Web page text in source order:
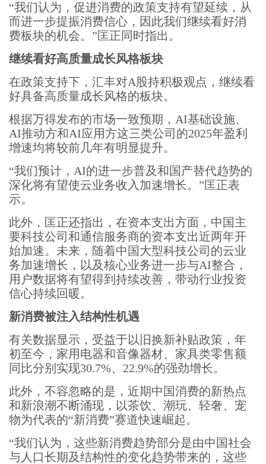
“我们认为，促进消费的政策支持有望延续，从
而进一步提振消费信心，因此我们继续看好消
费板块的机会。”匡正同时指出。
继续看好高质量成长风格板块
在政策支持下，汇丰对A股持积极观点，继续看
好具备高质量成长风格的板块。
根据万得发布的市场一致预期，AI基础设施、
AI推动方和AI应用方这三类公司的2025年盈利
增速均将较前几年有明显提升。
“我们预计，AI的进一步普及和国产替代趋势的
深化将有望使云业务收入加速增长。”匡正表
示。
此外，匡正还指出，在资本支出方面，中国主
要科技公司和通信服务商的资本支出近两年开
始加速。未来，随着中国大型科技公司的云业
务加速增长，以及核心业务进一步与AI整合，
用户数据将有望得到持续改善，带动行业投资
信心持续回暖。
新消费被注入结构性机遇
有关数据显示，受益于以旧换新补贴政策，年
初至今，家用电器和音像器材、家具类零售额
同比分别实现30.7%、22.9%的强劲增长。
此外，不容忽略的是，近期中国消费的新热点
和新浪潮不断涌现，以茶饮、潮玩、轻奢、宠
物为代表的“新消费”赛道快速崛起。
“我们认为，这些新消费趋势部分是由中国社会
与人口长期及结构性的变化趋势带来的，这些